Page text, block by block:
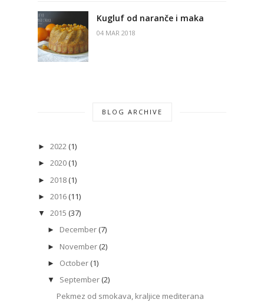
Kugluf od naranče i maka
04 MAR 2018
BLOG ARCHIVE
► 2022 (1)
► 2020 (1)
► 2018 (1)
► 2016 (11)
▼ 2015 (37)
► December (7)
► November (2)
► October (1)
▼ September (2)
Pekmez od smokava, kraljice mediterana